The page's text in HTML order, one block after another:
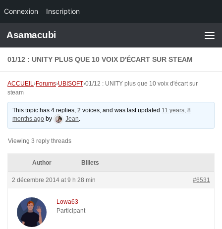
Connexion Inscription
Skip to content
Asamacubi
01/12 : UNITY PLUS QUE 10 VOIX D'ÉCART SUR STEAM
ACCUEIL›Forums›UBISOFT›01/12 : UNITY plus que 10 voix d'écart sur
steam
This topic has 4 replies, 2 voices, and was last updated 11 years, 8
months ago by Jean.
Viewing 3 reply threads
Author Billets
2 décembre 2014 at 9 h 28 min #6531
Lowa63
Participant